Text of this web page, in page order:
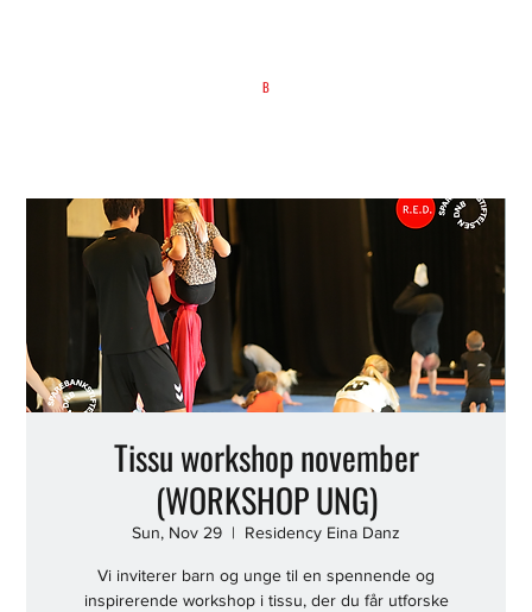
B
Tissu workshop november
(WORKSHOP UNG)
Sun, Nov 29
  |
Residency Eina Danz
Vi inviterer barn og unge til en spennende og
inspirerende workshop i tissu, der du får utforske